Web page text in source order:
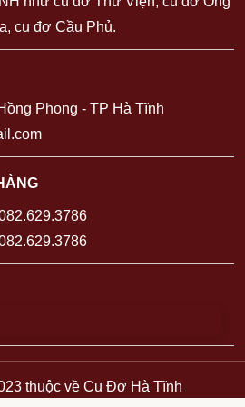
cu đơ Cầu Phủ.
Phong - TP Hà Tĩnh
thuộc về Cu Đơ Hà Tĩnh